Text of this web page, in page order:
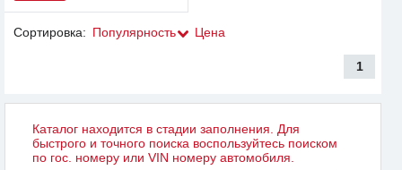
Сортировка: Популярность Цена
1
Каталог находится в стадии заполнения. Для
быстрого и точного поиска воспользуйтесь поиском
по гос. номеру или VIN номеру автомобиля.